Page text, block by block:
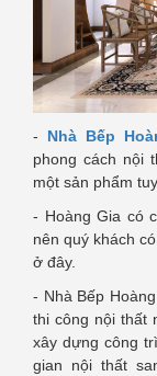
- Nhà Bếp
phong cách nội
một sản phẩm
- Hoàng Gia có
nên quý khách
ở đây.
- Nhà Bếp
thi công nội thất
xây dựng công
gian nội thất